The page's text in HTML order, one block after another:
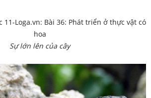
Sự lớn lên của cây